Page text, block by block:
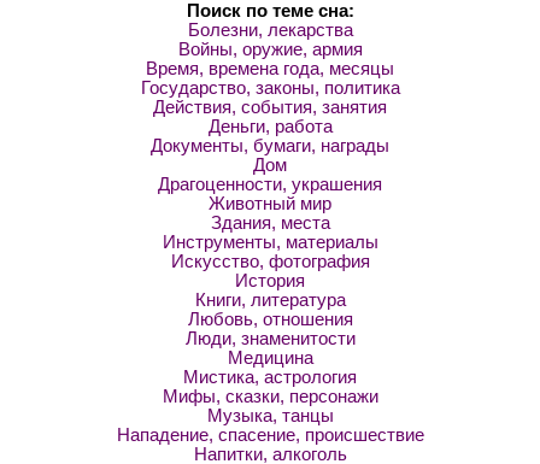
Поиск по теме сна:
Болезни, лекарства
Войны, оружие, армия
Время, времена года, месяцы
Государство, законы, политика
Действия, события, занятия
Деньги, работа
Документы, бумаги, награды
Дом
Драгоценности, украшения
Животный мир
Здания, места
Инструменты, материалы
Искусство, фотография
История
Книги, литература
Любовь, отношения
Люди, знаменитости
Медицина
Мистика, астрология
Мифы, сказки, персонажи
Музыка, танцы
Нападение, спасение, происшествие
Напитки, алкоголь